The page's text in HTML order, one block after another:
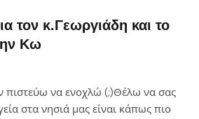
τον κ.Γεωργιάδη και το
Κω
πιστεύω να ενοχλώ (;)Θέλω να σας
στα νησιά μας είναι κάπως πιο